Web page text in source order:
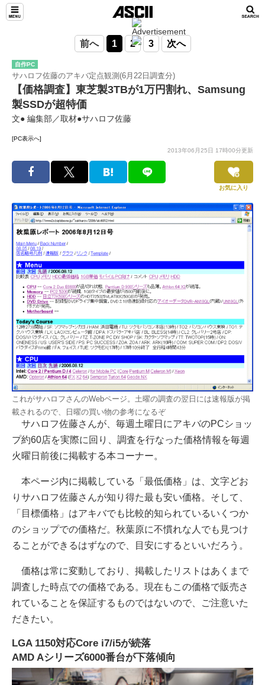
前へ 1 2 3 次へ
自作PC
サハロフ佐藤のアキバ定点観測(6月22日調査分)
【価格調査】東芝製3TBが1万円割れ、Samsung
製SSDが超特価
文● 編集部／取材●サハロフ佐藤
[PC表示へ]
2013年06月25日 17時00分更新
お気に入り
これがサハロフさんのWebページ。土曜の調査の翌日には速報版が掲
載されるので、日曜の買い物の参考になるぞ
サハロフ佐藤さんが、毎週土曜日にアキバのPCショッ
プ約60店を実際に回り、調査を行なった価格情報を毎週
火曜日前後に掲載する本コーナー。
本ページ内に掲載している「最低価格」は、文字どお
りサハロフ佐藤さんが知り得た最も安い価格。そして、
「目標価格」はアキバでも比較的知られているいくつか
のショップでの価格だ。秋葉原に不慣れな人でも見つけ
ることができるはずなので、目安にするといいだろう。
価格は常に変動しており、掲載したリストはあくまで
調査した時点での価格である。現在もこの価格で販売さ
れていることを保証するものではないので、ご注意いた
だきたい。
LGA 1150対応Core i7/i5が続落
AMD Aシリーズ6000番台が下落傾向